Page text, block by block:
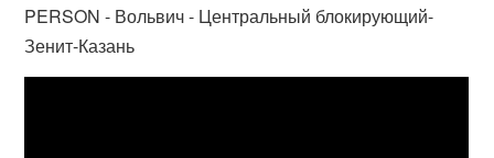
PERSON - Вольвич - Центральный блокирующий-
Зенит-Казань